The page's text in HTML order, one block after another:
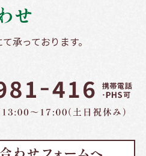
せ
承っております。